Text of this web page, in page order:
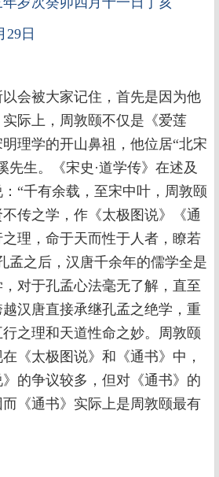
日
会被大家记住，首先是因为他
际上，周敦颐不仅是《爱莲
理学的开山鼻祖，他位居“北宋
先生。《宋史·道学传》在述及
“千有余载，至宋中叶，周敦颐
传之学，作《太极图说》《通
理，命于天而性于人者，瞭若
孟之后，汉唐千余年的儒学全是
对于孔孟心法毫无了解，直至
汉唐直接承继孔孟之绝学，重
之理和天道性命之妙。周敦颐
《太极图说》和《通书》中，
的争议较多，但对《通书》的
《通书》实际上是周敦颐最有